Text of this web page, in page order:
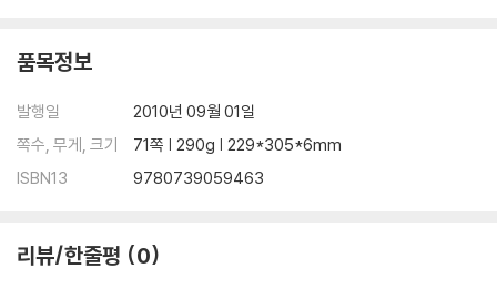
품목정보
발행일
2010년 09월 01일
쪽수, 무게, 크기
71쪽 | 290g | 229*305*6mm
ISBN13
9780739059463
리뷰/한줄평 0